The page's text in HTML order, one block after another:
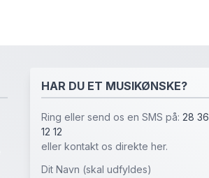
HAR DU ET MUSIKØNSKE?
Ring eller send os en SMS på: 28 36
12 12
eller kontakt os direkte her.
Dit Navn (skal udfyldes)